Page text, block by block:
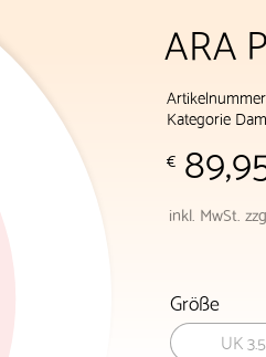
ARA
Kategorie
€
inkl. MwSt.
Größe
UK 3.5